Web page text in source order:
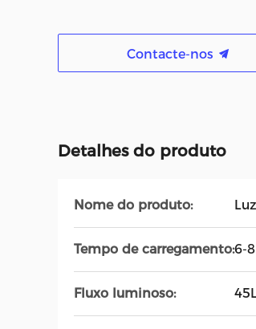
Contacte-nos
Detalhes do produto
Nome do produto:
Tempo de carregamento:6-
Fluxo luminoso: